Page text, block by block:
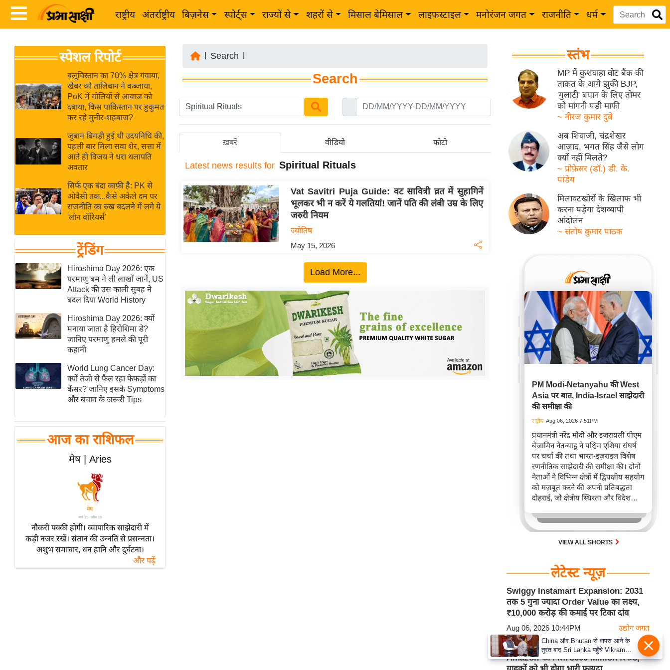
राष्ट्रीय अंतर्राष्ट्रीय बिज़नेस स्पोर्ट्स राज्यों से शहरों से मिसाल बेमिसाल लाइफस्टाइल मनोरंजन जगत राजनीति धर्म
News
Hindi
Hindi
Live
News in
Hindi
News
Hindi
Videos
ब
र
अंतर्राष्ट्रीय
बिज़नेस
उद्योग
विशेषज्ञ
राय
खेल
क्रिकेट
IPL
2026
ई-पेपर
मिसाल बेमिसाल
शख्सियत
यंग इंडिया
साहित्य जगत
ऑटो वर्ल्ड
मनोरंजन जगत
बॉलीवुड
हॉलीवुड
Breaking
लाइफस्टाइल
टेक्नॉलॉजी
ब्यूटी/फैशन
स्पेशल रिपोर्ट
बलूचिस्तान का 70% क्षेत्र गंवाया,
खैबर को तालिबान ने कब्जाया,
PoK में गोलियों से आवाज को
दबाया, किस पाकिस्तान पर हुकूमत
कर रहे मुनीर-शहबाज?
जुबान बिगड़ी हुई थी उदयनिधि की,
पहली बार मिला सवा शेर, सत्ता में
आते ही विजय ने धरा थलापति
अवतार
सिर्फ एक बंदा काफ़ी है: PK से
ओवैसी तक...कैसे अकेले दम पर
राजनीति का रुख बदलने में लगे ये
'लोन वॉरियर्स'
ट्रेंडिंग
Hiroshima Day 2026: एक
परमाणु बम ने ली लाखों जानें, US
Attack की उस काली सुबह ने
बदल दिया World History
Hiroshima Day 2026: क्यों
मनाया जाता है हिरोशिमा डे?
जानिए परमाणु हमले की पूरी
कहानी
World Lung Cancer Day:
क्यों तेजी से फैल रहा फेफड़ों का
कैंसर? जानिए इसके Symptoms
और बचाव के जरूरी Tips
आज का राशिफल
मेष | Aries
नौकरी पक्की होगी। व्यापारिक साझेदारी में
कड़ी नजर रखें। संतान की उन्नति से प्रसन्नता।
अशुभ समाचार, धन हानि और दुर्घटना।
और पढ़ें
Search
Search
ख़बरें वीडियो फोटो
Latest news results for Spiritual Rituals
Vat Savitri Puja Guide: वट सावित्री व्रत में सुहागिनें
भूलकर भी न करें ये गलतियां! जानें पति की लंबी उम्र के लिए
जरुरी नियम
ज्योतिष
May 15, 2026
Load More...
स्तंभ
MP में कुशवाहा वोट बैंक की
ताकत के आगे झुकी BJP,
'गुलाटी' बयान के लिए तोमर
को मांगनी पड़ी माफी
~ नीरज कुमार दुबे
अब शिवाजी, चंद्रशेखर
आज़ाद, भगत सिंह जैसे लोग
क्यों नहीं मिलते?
~ प्रोफ़ेसर (डॉ.) डी. के.
पांडेय
मिलावटखोरों के खिलाफ भी
करना पड़ेगा देशव्यापी
आंदोलन
~ संतोष कुमार पाठक
PM Modi-Netanyahu की West
Asia पर बात, India-Israel साझेदारी
की समीक्षा की
राष्ट्रीय Aug 06, 2026 7:51PM
प्रधानमंत्री नरेंद्र मोदी और इजरायली पीएम
बेंजामिन नेतन्याहू ने पश्चिम एशिया संघर्ष
पर चर्चा की तथा भारत-इज़राइल विशेष
रणनीतिक साझेदारी की समीक्षा की। दोनों
नेताओं ने विभिन्न क्षेत्रों में द्विपक्षीय सहयोग
को मज़बूत करने की अपनी प्रतिबद्धता
दोहराई, जो क्षेत्रीय स्थिरता और विदेश
करता है।
VIEW ALL SHORTS
लेटेस्ट न्यूज़
Swiggy Instamart Expansion: 2031
तक 5 गुना ज्यादा Order Value का लक्ष्य,
₹10,000 करोड़ की कमाई पर टिका दांव
Aug 06, 2026 10:44PM उद्योग जगत
US Supreme Court के बड़े फैसले के बाद
Amazon को मिला $600 Million रिफंड,
China और Bhutan से वापस आने के
तुरंत बाद Sri Lanka पहुँचे Vikram
Misri, भारत के जबरदस्त दाँव से दुनिया
हुई हैरान